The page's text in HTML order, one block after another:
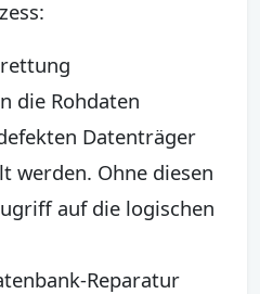
die Rohdaten
Datenträger
werden. Ohne diesen
auf die logischen
Reparatur